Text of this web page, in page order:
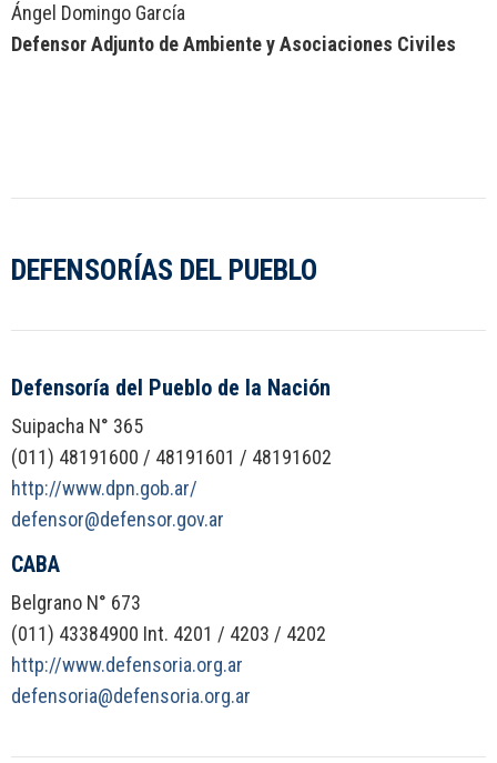
Ángel Domingo García
Defensor Adjunto de Ambiente y Asociaciones Civiles
DEFENSORÍAS DEL PUEBLO
Defensoría del Pueblo de la Nación
Suipacha N° 365
(011) 48191600 / 48191601 / 48191602
http://www.dpn.gob.ar/
defensor@defensor.gov.ar
CABA
Belgrano N° 673
(011) 43384900 Int. 4201 / 4203 / 4202
http://www.defensoria.org.ar
defensoria@defensoria.org.ar